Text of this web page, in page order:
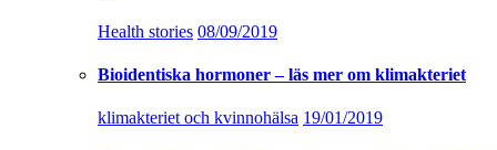
Health stories 08/09/2019
Bioidentiska hormoner – läs mer om klimakteriet
klimakteriet och kvinnohälsa 19/01/2019